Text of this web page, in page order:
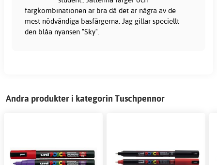
färgkombinationen är bra då det är några av de
mest nödvändiga basfärgerna. Jag gillar speciellt
den blåa nyansen "Sky".
Andra produkter i kategorin Tuschpennor